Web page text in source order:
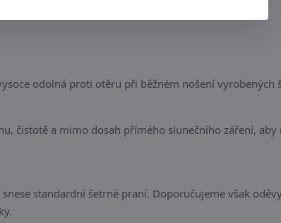
odolná proti otěru při běžném nošení vyrobených
čistotě a mimo dosah přímého slunečního záření,
standardní šetrné praní. Doporučujeme však